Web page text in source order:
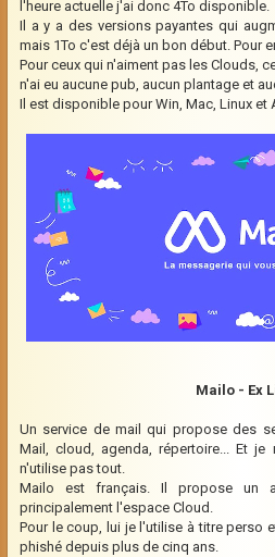
l'heure actuelle j'ai donc 4To disponible.
Il a y a des versions payantes qui
mais 1To c'est déjà un bon début. Pour
Pour ceux qui n'aiment pas les Clouds,
n'ai eu aucune pub, aucun plantage et
Il est disponible pour Win, Mac, Linux et
Mailo - Ex
Un service de mail qui propose des
Mail, cloud, agenda, répertoire... Et
n'utilise pas tout.
Mailo est français. Il propose un
principalement l'espace Cloud.
Pour le coup, lui je l'utilise à titre perso
phishé depuis plus de cinq ans.